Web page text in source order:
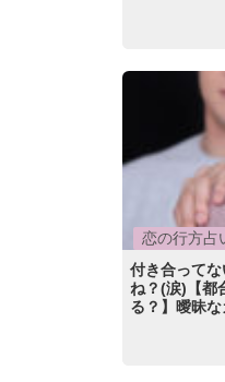
恋の行方占
付き合って
ね？(涙)【都
る？】曖昧